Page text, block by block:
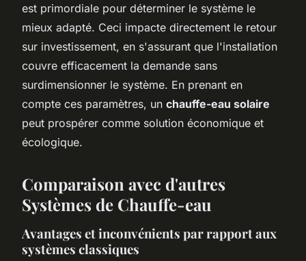
est primordiale pour déterminer le système le
mieux adapté. Ceci impacte directement le retour
sur investissement, en s'assurant que l'installation
couvre efficacement la demande sans
surdimensionner le système. En prenant en
compte ces paramètres, un chauffe-eau solaire
peut prospérer comme solution économique et
écologique.
Comparaison avec d'autres
Systèmes de Chauffe-eau
Avantages et inconvénients par rapport aux
systèmes classiques